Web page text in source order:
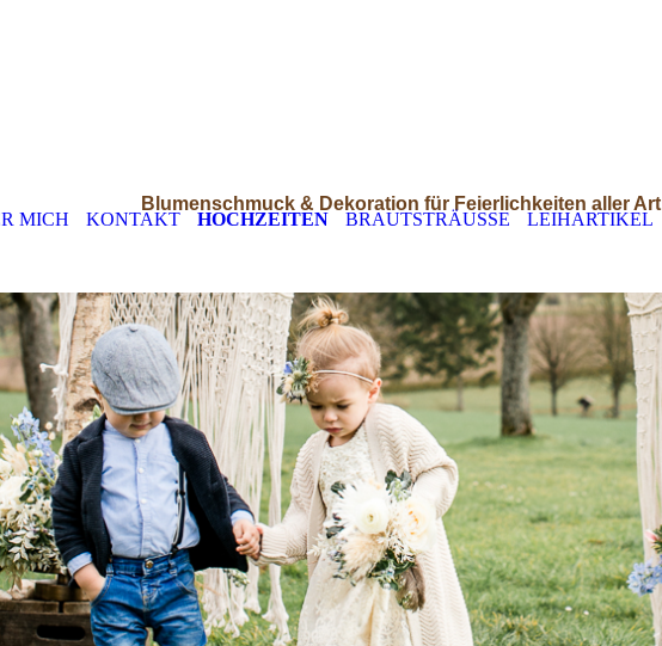
Blumenschmuck & Dekoration für Feierlichkeiten aller Art
MICH KONTAKT HOCHZEITEN BRAUTSTRÄUSSE LEIHARTIKEL